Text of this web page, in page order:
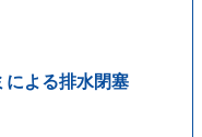
による排水閉塞